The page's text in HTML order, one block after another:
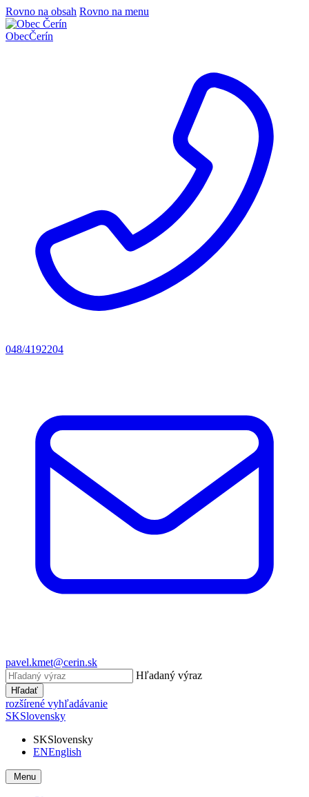
Rovno na obsah Rovno na menu
ObecČerín
048/4192204
pavel.kmet@cerin.sk
Hľadaný výraz
Hľadať
rozšírené vyhľadávanie
SKSlovensky
SKSlovensky
ENEnglish
Menu